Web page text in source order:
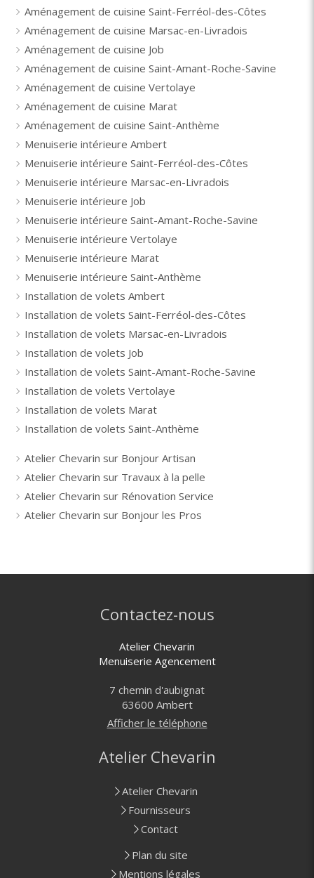
Aménagement de cuisine Saint-Ferréol-des-Côtes
Aménagement de cuisine Marsac-en-Livradois
Aménagement de cuisine Job
Aménagement de cuisine Saint-Amant-Roche-Savine
Aménagement de cuisine Vertolaye
Aménagement de cuisine Marat
Aménagement de cuisine Saint-Anthème
Menuiserie intérieure Ambert
Menuiserie intérieure Saint-Ferréol-des-Côtes
Menuiserie intérieure Marsac-en-Livradois
Menuiserie intérieure Job
Menuiserie intérieure Saint-Amant-Roche-Savine
Menuiserie intérieure Vertolaye
Menuiserie intérieure Marat
Menuiserie intérieure Saint-Anthème
Installation de volets Ambert
Installation de volets Saint-Ferréol-des-Côtes
Installation de volets Marsac-en-Livradois
Installation de volets Job
Installation de volets Saint-Amant-Roche-Savine
Installation de volets Vertolaye
Installation de volets Marat
Installation de volets Saint-Anthème
Atelier Chevarin sur Bonjour Artisan
Atelier Chevarin sur Travaux à la pelle
Atelier Chevarin sur Rénovation Service
Atelier Chevarin sur Bonjour les Pros
Contactez-nous
Atelier Chevarin
Menuiserie Agencement
7 chemin d'aubignat
63600 Ambert
Afficher le téléphone
Atelier Chevarin
Atelier Chevarin
Fournisseurs
Contact
Plan du site
Mentions légales